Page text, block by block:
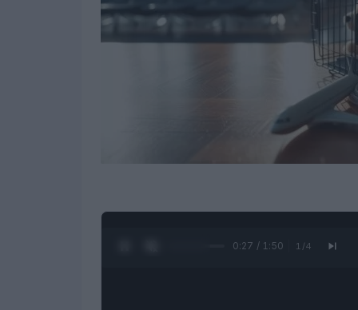
0:28 / 1:50 1 /4